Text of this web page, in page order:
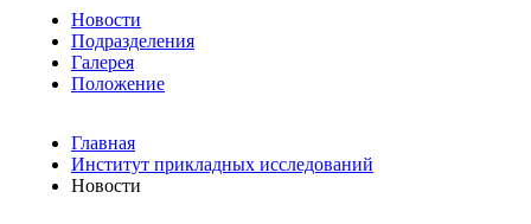
Новости
Подразделения
Галерея
Положение
Главная
Институт прикладных исследований
Новости